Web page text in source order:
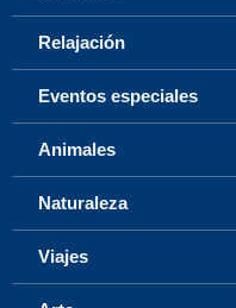
Relajación
Eventos especiales
Animales
Naturaleza
Viajes